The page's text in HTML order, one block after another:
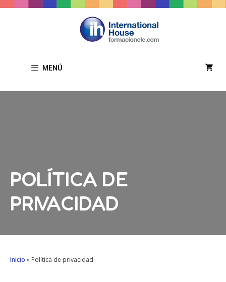
Saltar
MENÚ
POLÍTICA DE
PRIVACIDAD
Inicio » Política de privacidad